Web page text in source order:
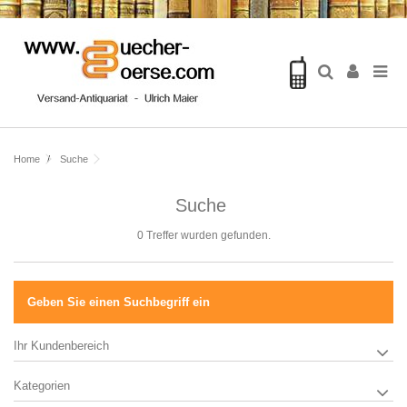
Home Suche
Suche
0 Treffer wurden gefunden.
Geben Sie einen Suchbegriff ein
Ihr Kundenbereich
Kategorien